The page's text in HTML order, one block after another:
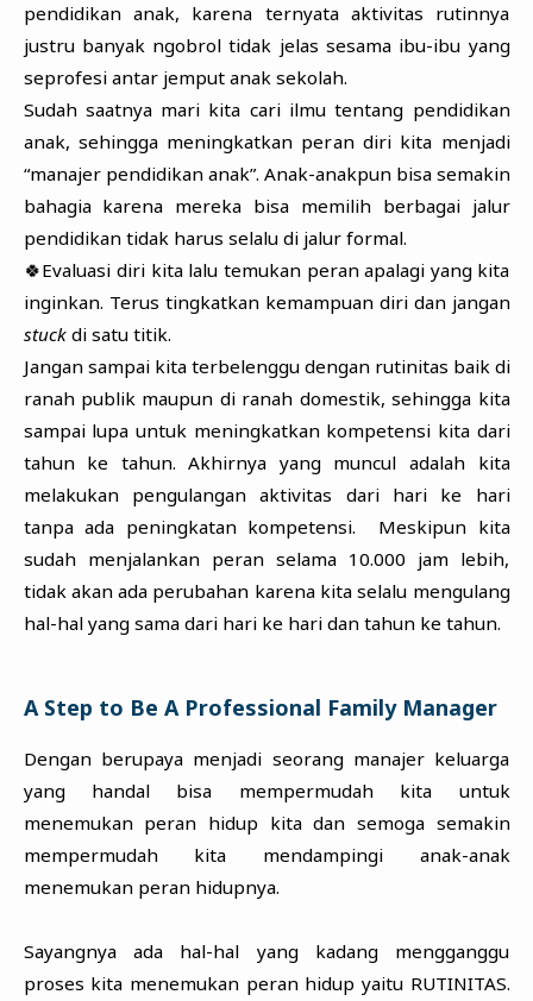
pendidikan anak, karena ternyata aktivitas rutinnya
justru banyak ngobrol tidak jelas sesama ibu-ibu yang
seprofesi antar jemput anak sekolah.
Sudah saatnya mari kita cari ilmu tentang pendidikan
anak, sehingga meningkatkan peran diri kita menjadi
“manajer pendidikan anak”. Anak-anakpun bisa semakin
bahagia karena mereka bisa memilih berbagai jalur
pendidikan tidak harus selalu di jalur formal.
🍀Evaluasi diri kita lalu temukan peran apalagi yang kita
inginkan. Terus tingkatkan kemampuan diri dan jangan
stuckdi satu titik.
Jangan sampai kita terbelenggu dengan rutinitas baik di
ranah publik maupun di ranah domestik, sehingga kita
sampai lupa untuk meningkatkan kompetensi kita dari
tahun ke tahun. Akhirnya yang muncul adalah kita
melakukan pengulangan aktivitas dari hari ke hari
tanpa ada peningkatan kompetensi. Meskipun kita
sudah menjalankan peran selama 10.000 jam lebih,
tidak akan ada perubahan karena kita selalu mengulang
hal-hal yang sama dari hari ke hari dan tahun ke tahun.
A Step to Be A Professional Family Manager
Dengan berupaya menjadi seorang manajer keluarga
yang handal bisa mempermudah kita untuk
menemukan peran hidup kita dan semoga semakin
mempermudah kita mendampingi anak-anak
menemukan peran hidupnya.
Sayangnya ada hal-hal yang kadang mengganggu
proses kita menemukan peran hidup yaitu RUTINITAS.